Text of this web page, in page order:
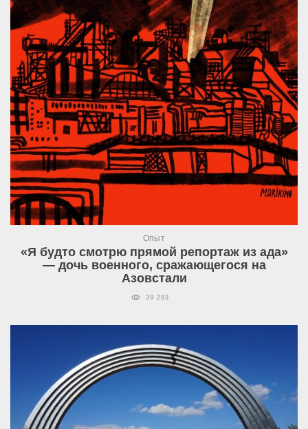
Опыт
«Я будто смотрю прямой репортаж из ада»
— дочь военного, сражающегося на
Азовстали
39 293